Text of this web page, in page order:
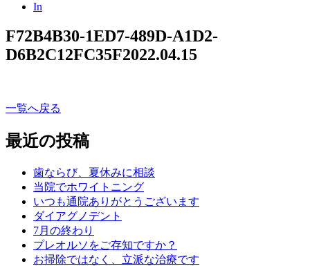
In
F72B4B30-1ED7-489D-A1D2-
D6B2C12FC35F2022.04.15
一覧へ戻る
最近の投稿
歯ならび、夏休みに相談
当院でホワイトニング
いつも通院ありがとうございます
ダイアグノデント
7月の終わり
プレオルソをご存知ですか？
お掃除ではなく、立派な治療です